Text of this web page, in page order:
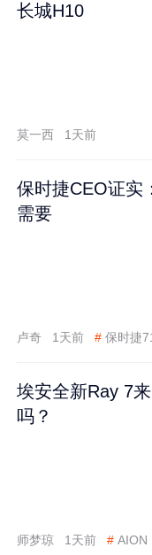
长城H10
莫一西 1天前
保时捷CEO证实
需要
卢奇 1天前 # 保时捷
埃安全新Ray 7
吗？
师梦琼 1天前 # AION